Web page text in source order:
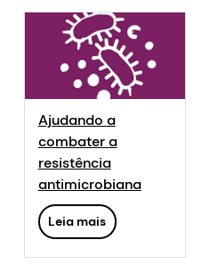
Ajudando a
combater a
resistência
antimicrobiana
Leia mais